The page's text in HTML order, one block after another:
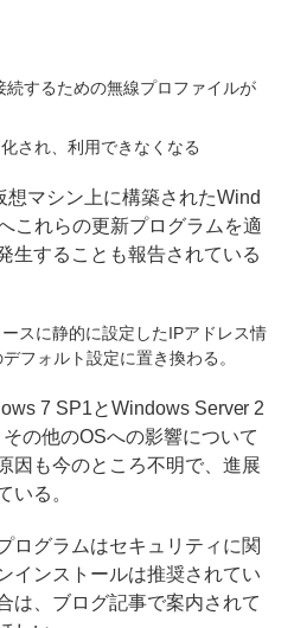
続するための無線プロファイルが
され、利用できなくなる
マシン上に構築されたWind
これらの更新プログラムを適
生することも報告されている
スに静的に設定したIPアドレス情
フォルト設定に置き換わる。
7 SP1とWindows Server 2
の他のOSへの影響について
因も今のところ不明で、進展
いる。
ログラムはセキュリティに関
インストールは推奨されてい
は、ブログ記事で案内されて